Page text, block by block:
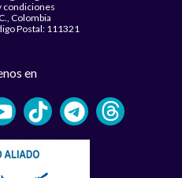
condiciones
Colombia
Postal: 111321
en